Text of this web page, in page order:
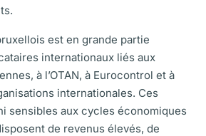
est en grande partie
internationaux liés aux
à l’OTAN, à Eurocontrol et à
internationales. Ces
sensibles aux cycles économiques
de revenus élevés, de